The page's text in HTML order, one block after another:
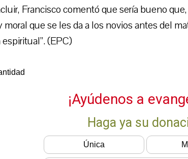
Francisco comentó que sería bueno
moral que se les da a los novios antes del
(EPC)